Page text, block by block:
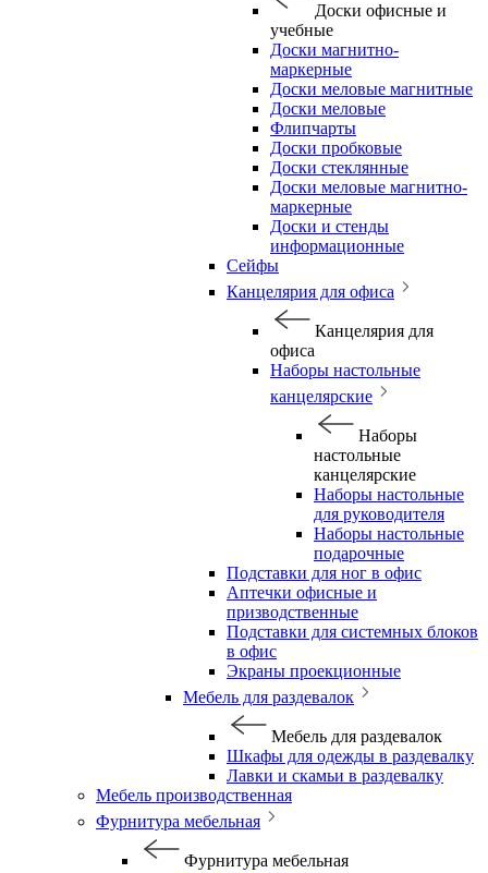
Доски офисные и
учебные
Доски магнитно-
маркерные
Доски меловые магнитные
Доски меловые
Флипчарты
Доски пробковые
Доски стеклянные
Доски меловые магнитно-
маркерные
Доски и стенды
информационные
Сейфы
Канцелярия для офиса
Канцелярия для
офиса
Наборы настольные
канцелярские
Наборы
настольные
канцелярские
Наборы настольные
для руководителя
Наборы настольные
подарочные
Подставки для ног в офис
Аптечки офисные и
призводственные
Подставки для системных блоков
в офис
Экраны проекционные
Мебель для раздевалок
Мебель для раздевалок
Шкафы для одежды в раздевалку
Лавки и скамьи в раздевалку
Мебель производственная
Фурнитура мебельная
Фурнитура мебельная